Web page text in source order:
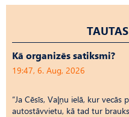
Kā organizēs satiksmi?
19:47, 6. Aug, 2026
“Ja Cēsīs, Vaļņu ielā, kur
autostāvvietu, kā tad tur